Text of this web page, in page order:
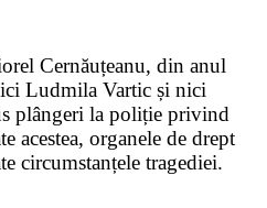
Cernăuțeanu, din anul
Ludmila Vartic și nici
plângeri la poliție privind
acestea, organele de drept
circumstanțele tragediei.